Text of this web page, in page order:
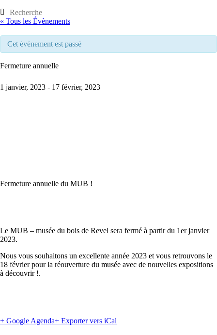
« Tous les Évènements
Cet évènement est passé
Fermeture annuelle
1 janvier, 2023 - 17 février, 2023
Fermeture annuelle du MUB !
Le MUB – musée du bois de Revel sera fermé à partir du 1er janvier
2023.
Nous vous souhaitons un excellente année 2023 et vous retrouvons le
18 février pour la réouverture du musée avec de nouvelles expositions
à découvrir !.
+ Google Agenda+ Exporter vers iCal